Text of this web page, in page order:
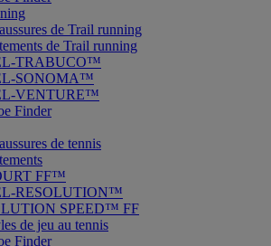
de Trail running
de Trail running
TRABUCO™
SONOMA™
VENTURE™
Finder
de tennis
FF™
RESOLUTION™
SPEED™ FF
de jeu au tennis
Finder